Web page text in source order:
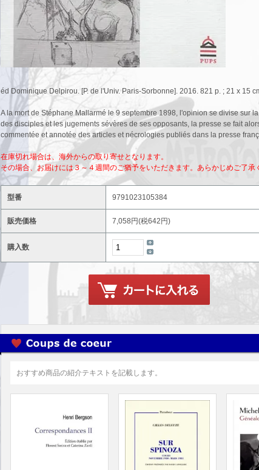
éd Dominique Delpirou. [P. de l'Univ. Paris-Sorbonne]. 2016. 821 p. ; 21 x 15
A la mort de Stéphane Mallarmé le 9 septembre 1898, l'opinion se divise sur
des disciples et les jugements sévères de ses opposants, la presse se fait
commentée et annotée des articles et nécrologies publiés dans la presse
在庫切れ場合は、海外からの取り寄せとなります。
その場合、お届けには３～４週間のご猶予をいただきます。あらかじめご了承
型番 9791023105384
販売価格 7,058円(税642円)
購入数
おすすめ商品の紹介テキストを記載します。